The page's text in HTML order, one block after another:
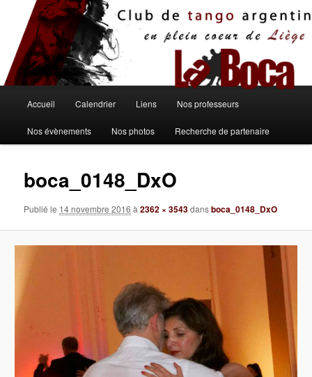
contenu
principal
principal
Accueil Calendrier Liens Nos professeurs
Nos évènements Nos photos Recherche de partenaire
boca_0148_DxO
Publié le 14 novembre 2016 à2362 × 3543dansboca_0148_DxO